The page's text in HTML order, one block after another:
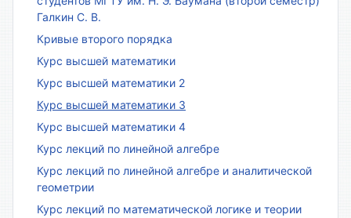
Галкин С. В.
Кривые второго порядка
Курс высшей математики
Курс высшей математики 2
Курс высшей математики 3
Курс высшей математики 4
Курс лекций по линейной алгебре
Курс лекций по линейной алгебре и аналитической
геометрии
Курс лекций по математической логике и теории